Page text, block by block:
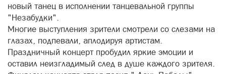
новый танец в исполнении танцевальной группы
"Незабудки".
Многие выступления зрители смотрели со слезами на
глазах, подпевали, аплодируя артистам.
Праздничный концерт пробудил яркие эмоции и
оставил неизгладимый след в душе каждого зрителя.